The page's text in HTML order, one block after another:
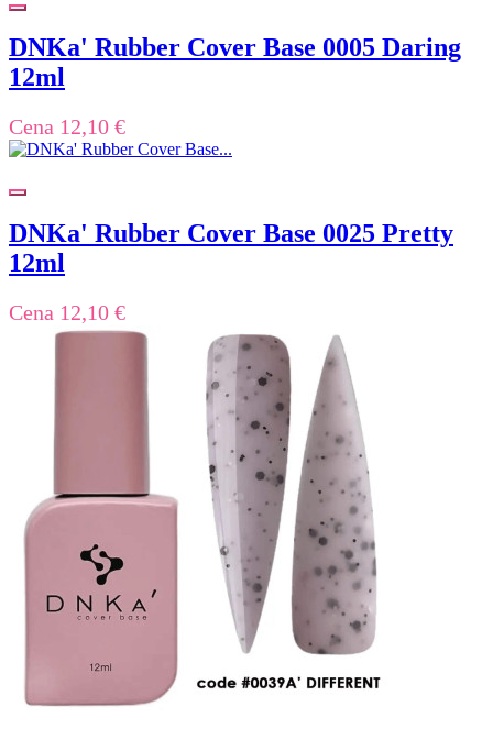
DNKa' Rubber Cover Base 0005 Daring
12ml
Cena 12,10 €
DNKa' Rubber Cover Base 0025 Pretty
12ml
Cena 12,10 €